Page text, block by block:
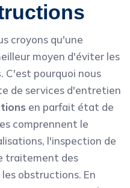
croyons qu'une
moyen d'éviter les
. C'est pourquoi nous
de services d'entretien
en parfait état de
comprennent le
l'inspection de
traitement des
obstructions. En